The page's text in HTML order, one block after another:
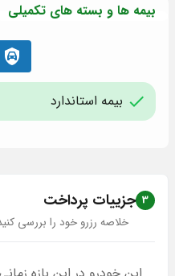
بیمه ها و بسته های تکمیلی
بیمه استاندارد
3 جزییات پرداخت
خلاصه رزرو خود را بررسی